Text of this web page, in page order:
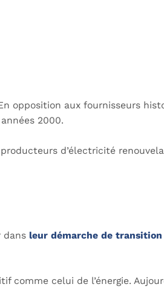
opposition aux fournisseurs
2000.
d’électricité
dans leur démarche de
celui de l’énergie.